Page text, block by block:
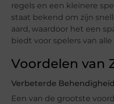
regels en een kleinere
staat bekend om zijn
aard, waardoor het een
biedt voor spelers van alle
Voordelen van
Verbeterde Behendigheid
Een van de grootste